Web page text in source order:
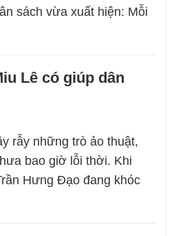
sách vừa xuất hiện: Mỗi
Lê có giúp dân
rẫy những trò ảo thuật,
bao giờ lỗi thời. Khi
Hưng Đạo đang khóc